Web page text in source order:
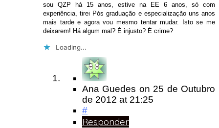
sou QZP há 15 anos, estive na EE 6 anos, só com
experiência, tirei Pós graduação e especialização uns anos
mais tarde e agora vou mesmo tentar mudar. Isto se me
deixarem! Há algum mal? É injusto? É crime?
Loading...
Ana Guedes on 25 de Outubro
de 2012 at 21:25
#
Responder